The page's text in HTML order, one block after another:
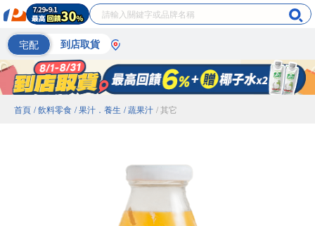
宅配 到店取貨
首頁 / 飲料零食 / 果汁．養生 / 蔬果汁 / 其它